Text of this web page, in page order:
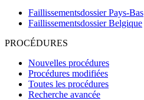
Faillissementsdossier Pays-Bas
Faillissementsdossier Belgique
PROCÉDURES
Nouvelles procédures
Procédures modifiées
Toutes les procédures
Recherche avancée